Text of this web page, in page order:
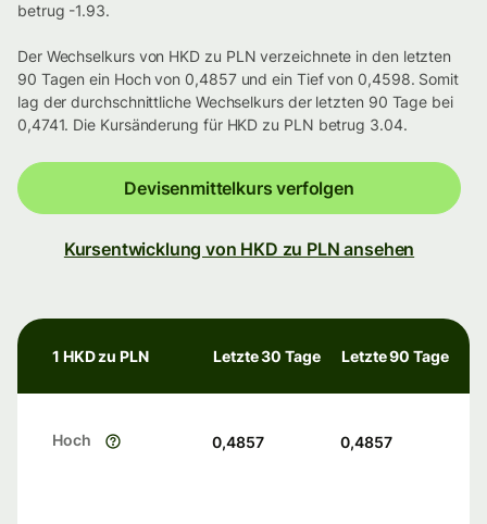
betrug -1.93.
Der Wechselkurs von HKD zu PLN verzeichnete in den letzten
90 Tagen ein Hoch von 0,4857 und ein Tief von 0,4598. Somit
lag der durchschnittliche Wechselkurs der letzten 90 Tage bei
0,4741. Die Kursänderung für HKD zu PLN betrug 3.04.
Devisenmittelkurs verfolgen
Kursentwicklung von HKD zu PLN ansehen
1 HKD zu PLN Letzte 30 Tage Letzte 90 Tage
Hoch 0,4857 0,4857